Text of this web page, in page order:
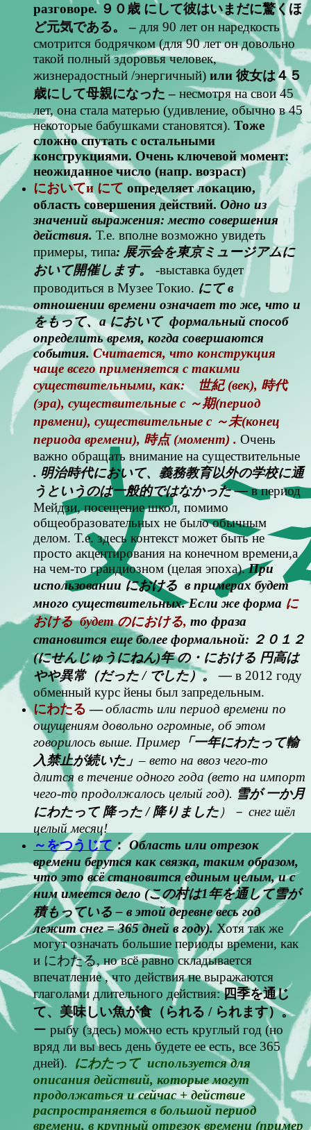
разговоре. ９０歳 にして彼はいまだに驚くほ
ど元気である。 – для 90 лет он наредкость
смотрится бодрячком (для 90 лет он довольно
такой полный здоровья человек,
жизнерадостный /энергичный) или 彼女は４５
歳にして母親になった – несмотря на свои 45
лет, она стала матерью (удивление, обычно в 45
некоторые бабушками становятся). Тоже
сложно спутать с остальными
конструкциями. Очень ключевой момент:
неожиданное число (напр. возраст)
においてи にて определяет локацию,
область совершения действий. Одно из
значений выражения: место совершения
действия. Т.е. вполне возможно увидеть
примеры, типа: 展示会を東京ミュージアムに
おいて開催します。 -выставка будет
проводиться в Музее Токио. にて в
отношении времени означает то же, что и
をもって、а において формальный способ
определить время, когда совершаются
события.Считается, что конструкция
чаще всего применяется с такими
существительными, как: 世紀 (век), 時代
(эра), существительные с ～期(период
првмени), существительные с ～未(конец
периода времени), 時点 (момент) . Очень
важно обращать внимание на существительные
. 明治時代において、義務教育以外の学校に通
うというのは一般的ではなかった —в период
Meйдзи, посещение школ, помимо
общеобразовательных не было обычным
делом. Т.е. здесь контекст может быть не
просто акцентирования на конечном времени,а
на чем-то грандиозном (целая эпоха).При
использовании における в примерах будет
много существительных. Если же форма に
おける будет のにおける, то фраза
становится еще более формальной: ２０１２
(にせんじゅうにねん)年 の・における 円高は
やや異常（だった / でした）。 — в 2012 году
обменный курс йены был запредельным.
にわたる —область или период времени по
ощущениям довольно огромные, об этом
говорилось выше. Пример 「一年にわたって輸
入禁止が続いた」– вето на ввоз чего-то
длится в течение одного года (вето на импорт
чего-то продолжалось целый год). 雪が 一か月
にわたって 降った / 降りました ）－ снег шёл
целый месяц!
～をつうじて ： Область или отрезок
времени берутся как связка, таким образом,
что это всё становится единым целым, и с
ним имеется дело (この村は1年を通して雪が
積もっている – в этой деревне весь год
лежит снег = 365 дней в году). Хотя так же
могут означать большие периоды времени, как
и にわたる, но всё равно складывается
впечатление , что действия не выражаются
глаголами длительного действия:四季を通じ
て、美味しい魚が食（られる / られます）。
ー рыбу (здесь) можно есть круглый год (но
вряд ли вы весь день будете ее есть, все 365
дней).
にわたって используется для
описания действий, которые могут
продолжаться и сейчас + действие
распространяется в большой период
времени, в крупный отрезок времени (пример